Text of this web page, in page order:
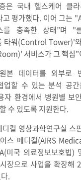
은 국내 헬스케어 클
평가했다. 이어 그는
를 충족한 상태”며 "
타워(Control Tower)'
서비스가 그 핵심”
본 데이터를 외부로
업할 수 있는 분석 공
자 환경에서 병원별 보
수 있도록 지원한다.
컬 영상과학연구실 스
스 메디컬(AIRS
미국 의료정보보호법)
장으로 사업을 확장해
.